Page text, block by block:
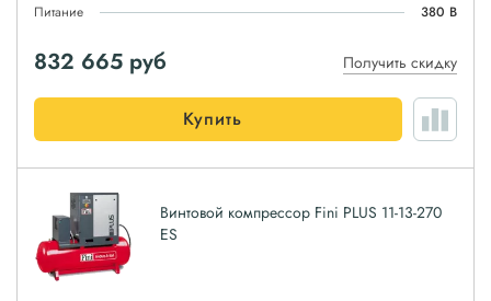
Питание
380 В
832 665 руб Получить скидку
Купить
Винтовой компрессор Fini PLUS 11-13-270
ES